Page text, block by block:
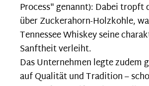
Process" genannt): Dabei tropft
über Zuckerahorn-Holzkohle,
Tennessee Whiskey seine
Sanftheit verleiht.
Das Unternehmen legte zudem
auf Qualität und Tradition –